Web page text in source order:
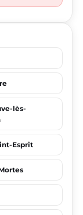
lès-
Esprit